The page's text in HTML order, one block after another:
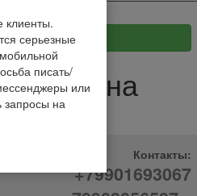
магазина
Контакты:
+79901693067
клиенты.
серьезные
писать/
или
запросы на